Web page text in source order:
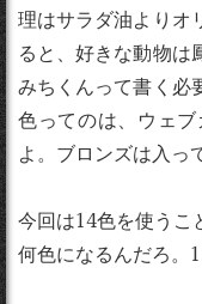
理はサラダ油より
ると、好きな動物は
みちくんって書く必
色ってのは、ウェ
よ。ブロンズは入っ
今回は14色を使うこ
何色になるんだろ